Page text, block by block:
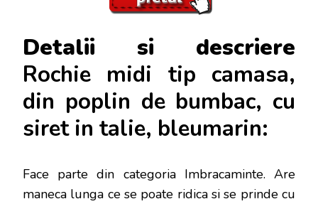
Detalii si descriere
Rochie midi tip camasa,
din poplin de bumbac, cu
siret in talie, bleumarin:
Face parte din categoria Imbracaminte. Are
maneca lunga ce se poate ridica si se prinde cu